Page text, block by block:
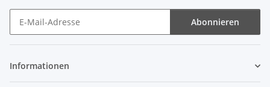
Abonnieren
Informationen